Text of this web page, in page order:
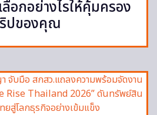
อกอย่างไรให้คุ้มครอง
ปของคุณ